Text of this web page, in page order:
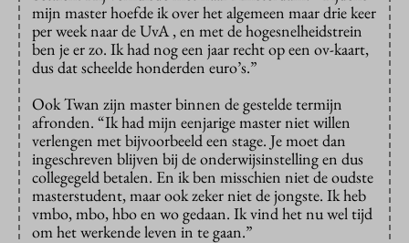
mijn master hoefde ik over het algemeen maar drie keer
per week naar de UvA , en met de hogesnelheidstrein
ben je er zo. Ik had nog een jaar recht op een ov-kaart,
dus dat scheelde honderden euro’s.”
Ook Twan zijn master binnen de gestelde termijn
afronden. “Ik had mijn eenjarige master niet willen
verlengen met bijvoorbeeld een stage. Je moet dan
ingeschreven blijven bij de onderwijsinstelling en dus
collegegeld betalen. En ik ben misschien niet de oudste
masterstudent, maar ook zeker niet de jongste. Ik heb
vmbo, mbo, hbo en wo gedaan. Ik vind het nu wel tijd
om het werkende leven in te gaan.”